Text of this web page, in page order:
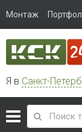
Монтаж
Я в Санкт-